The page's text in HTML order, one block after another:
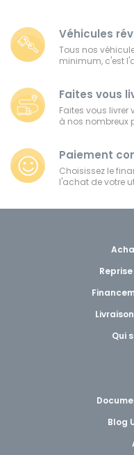
Véhicules
Tous nos
minimum, c'est
Faites vous
Faites vous livrer
à nos nombreux
Paiement
Choisissez le
l'achat de votre
Qui
Blog